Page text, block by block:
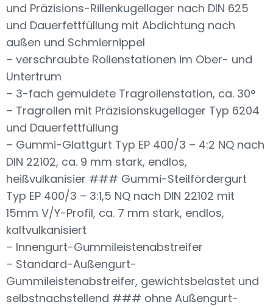
und Präzisions-Rillenkugellager nach DIN 625
und Dauerfettfüllung mit Abdichtung nach
außen und Schmiernippel
– verschraubte Rollenstationen im Ober- und
Untertrum
– 3-fach gemuldete Tragrollenstation, ca. 30°
– Tragrollen mit Präzisionskugellager Typ 6204
und Dauerfettfüllung
– Gummi-Glattgurt Typ EP 400/3 – 4:2 NQ nach
DIN 22102, ca. 9 mm stark, endlos,
heißvulkanisier ### Gummi-Steilfördergurt
Typ EP 400/3 – 3:1,5 NQ nach DIN 22102 mit
15mm V/Y-Profil, ca. 7 mm stark, endlos,
kaltvulkanisiert
– Innengurt-Gummileistenabstreifer
– Standard-Außengurt-
Gummileistenabstreifer, gewichtsbelastet und
selbstnachstellend ### ohne Außengurt-